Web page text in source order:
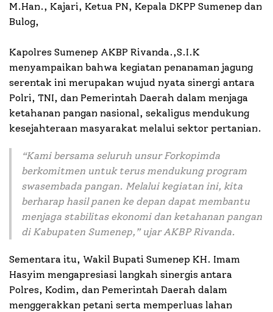
M.Han., Kajari, Ketua PN, Kepala DKPP Sumenep dan
Bulog,
Kapolres Sumenep AKBP Rivanda.,S.I.K
menyampaikan bahwa kegiatan penanaman jagung
serentak ini merupakan wujud nyata sinergi antara
Polri, TNI, dan Pemerintah Daerah dalam menjaga
ketahanan pangan nasional, sekaligus mendukung
kesejahteraan masyarakat melalui sektor pertanian.
“Kami bersama seluruh unsur Forkopimda
berkomitmen untuk terus mendukung program
swasembada pangan. Melalui kegiatan ini, kita
berharap hasil panen ke depan dapat membantu
menjaga stabilitas ekonomi dan ketahanan pangan
di Kabupaten Sumenep,” ujar AKBP Rivanda.
Sementara itu, Wakil Bupati Sumenep KH. Imam
Hasyim mengapresiasi langkah sinergis antara
Polres, Kodim, dan Pemerintah Daerah dalam
menggerakkan petani serta memperluas lahan